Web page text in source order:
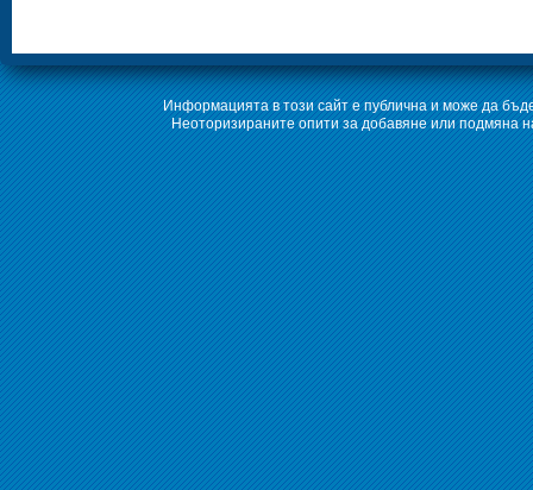
Информацията в този сайт е публична и може да
Неоторизираните опити за добавяне или подмяна